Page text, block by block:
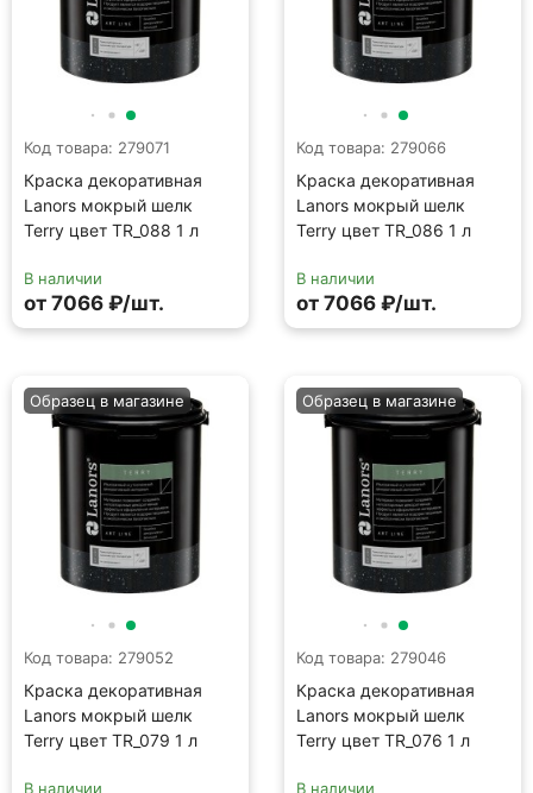
Lanors мокрый шелк
Terry цвет TR_079 1 л
Образец в магазине
В наличии
от 7066 ₽/шт.
Lanors мокрый шелк
Terry цвет TR_076 1 л
Образец в магазине
В наличии
от 7066 ₽/шт.
Образец в магазине Образец в магазине